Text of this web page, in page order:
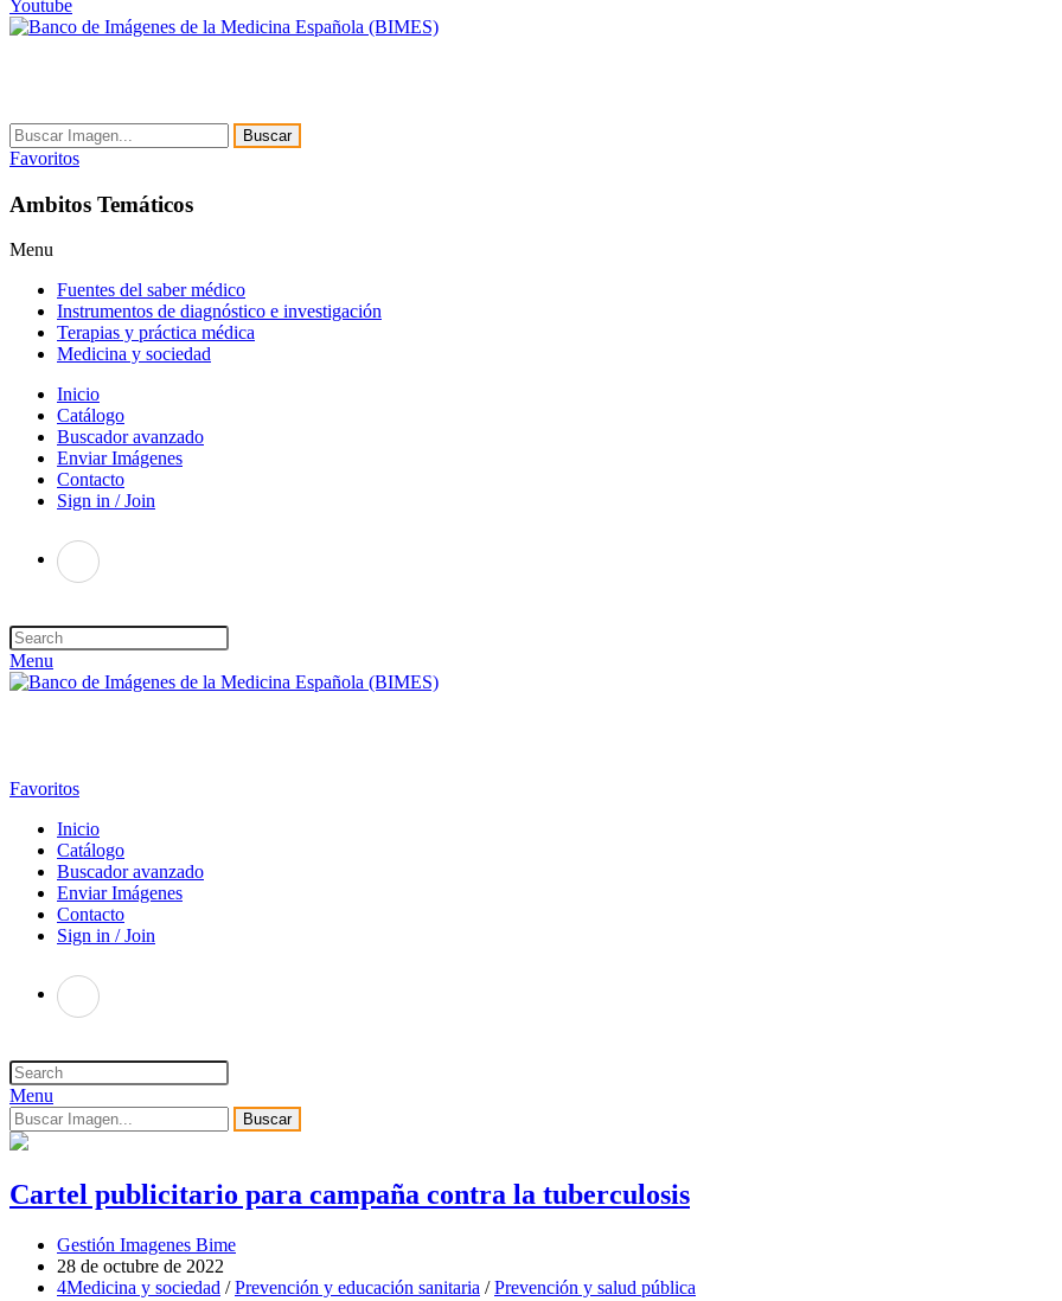
Youtube
Buscar
Favoritos
Ambitos Temáticos
Menu
Fuentes del saber médico
Instrumentos de diagnóstico e investigación
Terapias y práctica médica
Medicina y sociedad
Inicio
Catálogo
Buscador avanzado
Enviar Imágenes
Contacto
Sign in / Join
Menu
Favoritos
Inicio
Catálogo
Buscador avanzado
Enviar Imágenes
Contacto
Sign in / Join
Menu
Buscar
Cartel publicitario para campaña contra la tuberculosis
Gestión Imagenes Bime
28 de octubre de 2022
4Medicina y sociedad /Prevención y educación sanitaria /Prevención y salud pública